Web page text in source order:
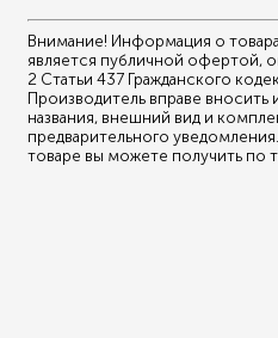
Внимание! Информация о
является публичной офертой,
2 Статьи 437 Гражданского
Производитель вправе вносить
названия, внешний вид и
предварительного
товаре вы можете получить по